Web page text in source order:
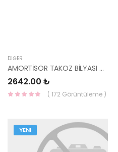
DIĞER
AMORTİSÖR TAKOZ BİLYASI ÖN İX35 / SPORTAGE 54612-3W000-HMC
2642.00 ₺
( 172 Görüntüleme )
YENI